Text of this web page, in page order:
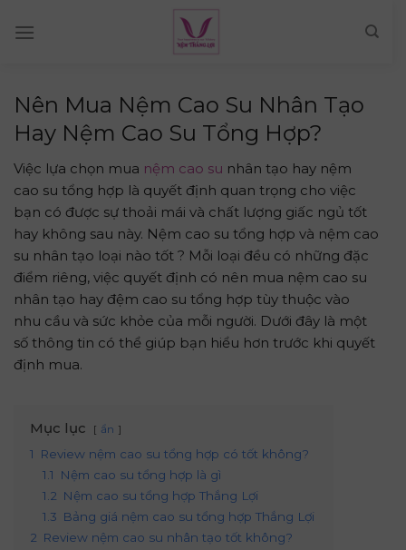
Nên Mua Nệm Cao Su Nhân Tạo
Hay Nệm Cao Su Tổng Hợp?
Việc lựa chọn mua nệm cao su nhân tạo hay nệm
cao su tổng hợp là quyết định quan trọng cho việc
bạn có được sự thoải mái và chất lượng giấc ngủ tốt
hay không sau này. Nệm cao su tổng hợp và nệm cao
su nhân tạo loại nào tốt ? Mỗi loại đều có những đặc
điểm riêng, việc quyết định có nên mua nệm cao su
nhân tạo hay đệm cao su tổng hợp tùy thuộc vào
nhu cầu và sức khỏe của mỗi người. Dưới đây là một
số thông tin có thể giúp bạn hiểu hơn trước khi quyết
định mua.
Mục lục ẩn
1
Review nệm cao su tổng hợp có tốt không?
1.1
Nệm cao su tổng hợp là gì
1.2 Nệm cao su tổng hợp Thắng Lợi
1.3 Bảng giá nệm cao su tổng hợp Thắng Lợi
2 Review nệm cao su nhân tạo tốt không?